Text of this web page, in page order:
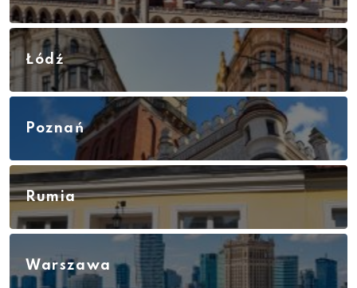
Łódź
Poznań
Rumia
Warszawa